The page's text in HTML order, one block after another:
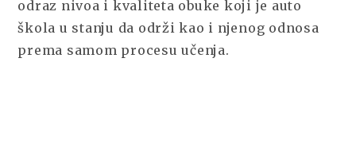
odraz nivoa i kvaliteta obuke koji je auto
škola u stanju da održi kao i njenog odnosa
prema samom procesu učenja.